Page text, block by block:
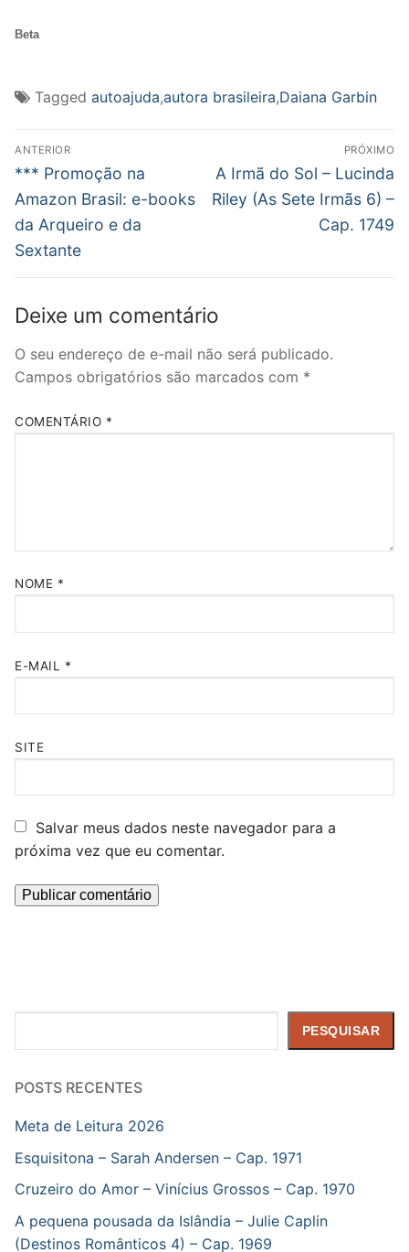
Beta
Tagged autoajuda,autora brasileira,Daiana Garbin
Navegação
de
Post
ANTERIOR
Post
anterior:
*** Promoção na
Amazon Brasil: e-books
da Arqueiro e da
Sextante
PRÓXIMO
Próximo
post:
A Irmã do Sol – Lucinda
Riley (As Sete Irmãs 6) –
Cap. 1749
Deixe um comentário
O seu endereço de e-mail não será publicado.
Campos obrigatórios são marcados com *
COMENTÁRIO *
NOME *
E-MAIL *
SITE
Salvar meus dados neste navegador para a
próxima vez que eu comentar.
PESQUISAR
POSTS RECENTES
Meta de Leitura 2026
Esquisitona – Sarah Andersen – Cap. 1971
Cruzeiro do Amor – Vinícius Grossos – Cap. 1970
A pequena pousada da Islândia – Julie Caplin
(Destinos Românticos 4) – Cap. 1969